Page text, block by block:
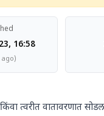
16:58